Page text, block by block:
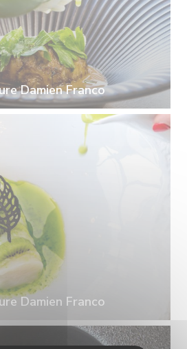
Damien Franco
Damien Franco